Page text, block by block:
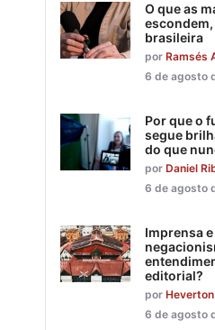
O que as
brasileira
por Ramsés
6 de agosto
Por que o
segue
do que
por Daniel
6 de agosto
Imprensa
editorial?
por
6 de agosto